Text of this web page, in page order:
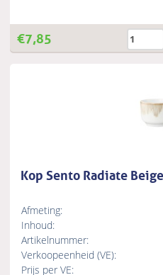
€7,85
Kop Sento Radiate
Afmeting:
Inhoud:
Artikelnummer:
Verkoopeenheid (VE):
Prijs per VE: